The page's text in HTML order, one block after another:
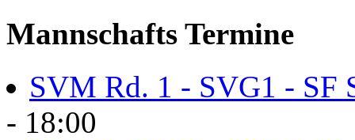
Mannschafts Termine
SVM Rd. 1 - SVG1 - SF
- 18:00